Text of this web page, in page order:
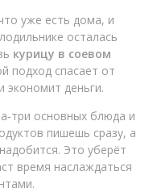
уже есть дома, и
осталась
курицу в соевом
подход спасает от
экономит деньги.
основных блюда и
пишешь сразу, а
Это уберёт
время наслаждаться